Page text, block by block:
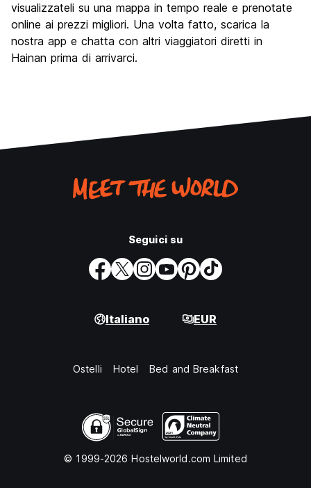
visualizzateli su una mappa in tempo reale e prenotate
online ai prezzi migliori. Una volta fatto, scarica la
nostra app e chatta con altri viaggiatori diretti in
Hainan prima di arrivarci.
Seguici su
Italiano EUR
Ostelli Hotel Bed and Breakfast
© 1999-2026 Hostelworld.com Limited